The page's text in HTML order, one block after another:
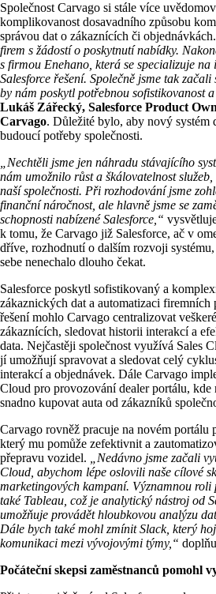
Společnost Carvago si stále více
komplikovanost dosavadního způsobu
správou dat o zákaznících či objednávkách.
firem s žádostí o poskytnutí nabídky.
s firmou Enehano, která se specializuje
Salesforce řešení. Společně jsme tak
by nám poskytl potřebnou sofistikovanost
Lukáš Zářecký, Salesforce Product
Carvago. Důležité bylo, aby nový systém
budoucí potřeby společnosti.
„Nechtěli jsme jen náhradu stávajícího
nám umožnilo růst a škálovatelnost
naší společnosti. Při rozhodování jsme
finanční náročnost, ale hlavně jsme se
schopnosti nabízené Salesforce,“
k tomu, že Carvago již Salesforce, ač v
dříve, rozhodnutí o dalším rozvoji
sebe nenechalo dlouho čekat.
Salesforce poskytl sofistikovaný a
zákaznických dat a automatizaci firemních
řešení mohlo Carvago centralizovat
zákaznících, sledovat historii interakcí a
data. Nejčastěji společnost využívá Sales
jí umožňují spravovat a sledovat celý
interakcí a objednávek. Dále Carvago
Cloud pro provozování dealer portálu,
snadno kupovat auta od zákazníků
Carvago rovněž pracuje na novém portálu
který mu pomůže zefektivnit a
přepravu vozidel.
„Nedávno jsme začali
Cloud, abychom lépe oslovili naše cílové
marketingových kampaní. Významnou
také Tableau, což je analytický nástroj od
umožňuje provádět hloubkovou analýzu
Dále bych také mohl zmínit Slack, který
komunikaci mezi vývojovými týmy,“
Počáteční skepsi zaměstnanců pomohl